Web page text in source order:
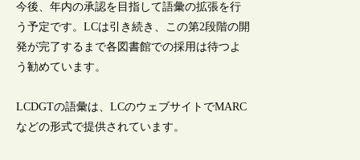
今後、年内の承認を目指して語彙の拡張を行
う予定です。LCは引き続き、この第2段階の開
発が完了するまで各図書館での採用は待つよ
う勧めています。
LCDGTの語彙は、LCのウェブサイトでMARC
などの形式で提供されています。